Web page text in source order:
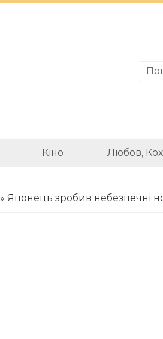
Кіно Любов,
» Японець зробив небезпечні